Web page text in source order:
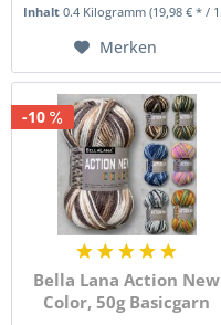
Inhalt0.4 Kilogramm(19,98 € * / 1 Kilogramm)
Merken
-10
Bella Lana Action New
Color, 50g Basicgarn